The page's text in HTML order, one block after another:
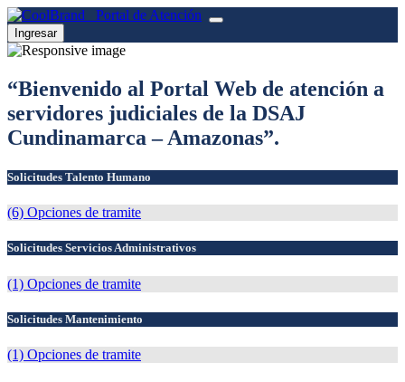
Portal de Atención
Ingresar
“Bienvenido al Portal Web de atención a
servidores judiciales de la DSAJ
Cundinamarca – Amazonas”.
Solicitudes Talento Humano
(6) Opciones de tramite
Solicitudes Servicios Administrativos
(1) Opciones de tramite
Solicitudes Mantenimiento
(1) Opciones de tramite